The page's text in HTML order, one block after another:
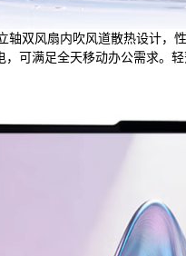
双风扇内吹风道散热设计
可满足全天移动办公需求